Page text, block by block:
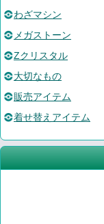
わざマシン
メガストーン
Zクリスタル
大切なもの
販売アイテム
着せ替えアイテム